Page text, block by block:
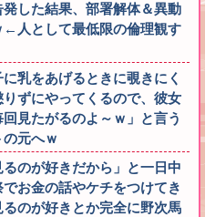
した結果、部署解体＆異動
←人として最低限の倫理観す
乳をあげるときに覗きにく
ずにやってくるので、彼女
見たがるのよ～ｗ」と言う
元へｗ
のが好きだから」と一日中
お金の話やケチをつけてき
のが好きとか完全に野次馬